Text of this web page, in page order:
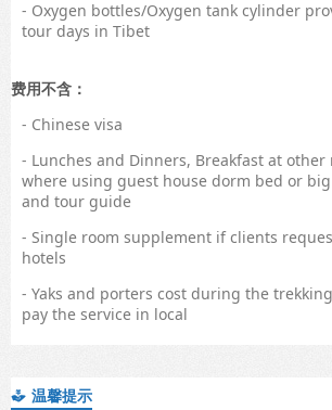
- Oxygen bottles/Oxygen tank cylinder
tour days in Tibet
费用不含：
- Chinese visa
- Lunches and Dinners, Breakfast at other
where using guest house dorm bed or
and tour guide
- Single room supplement if clients
hotels
- Yaks and porters cost during the
pay the service in local
 温馨提示